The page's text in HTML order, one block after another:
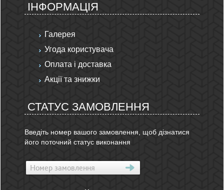
ІНФОРМАЦІЯ
Галерея
Угода користувача
Оплата і доставка
Акції та знижки
СТАТУС ЗАМОВЛЕННЯ
Введіть номер вашого замовлення, щоб дізнатися
його поточний статус виконання